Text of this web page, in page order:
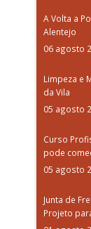
A Volta a
Alentejo
06 agosto
Limpeza e
da Vila
05 agosto
Curso
pode
05 agosto
Junta de
Projeto